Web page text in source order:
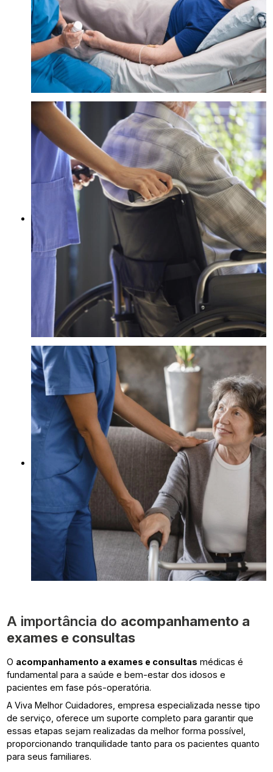
A importância do acompanhamento a
exames e consultas
O acompanhamento a exames e consultas médicas é
fundamental para a saúde e bem-estar dos idosos e
pacientes em fase pós-operatória.
A Viva Melhor Cuidadores, empresa especializada nesse tipo
de serviço, oferece um suporte completo para garantir que
essas etapas sejam realizadas da melhor forma possível,
proporcionando tranquilidade tanto para os pacientes quanto
para seus familiares.